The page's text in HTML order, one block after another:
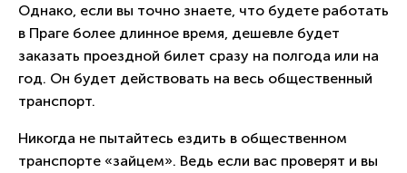
Однако, если вы точно знаете, что будете работать
в Праге более длинное время, дешевле будет
заказать проездной билет сразу на полгода или на
год. Он будет действовать на весь общественный
транспорт.
Никогда не пытайтесь ездить в общественном
транспорте «зайцем». Ведь если вас проверят и вы